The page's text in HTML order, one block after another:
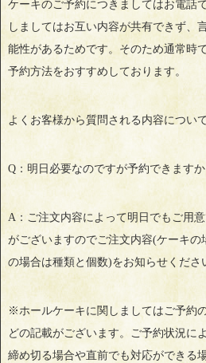
ケーキのご予約につきましてはお電話
しましてはお互い内容が共有できず、
能性があるためです。そのため通常時
予約方法をおすすめしております。
よくお客様から質問される内容につい
Q：明日必要なのですが予約できますか
A：ご注文内容によって明日でもご用
がございますのでご注文内容(ケーキ
の場合は種類と個数)をお知らせくださ
※ホールケーキに関しましてはご予約
どの記載がございます。ご予約状況に
締め切る場合や直前でも対応ができる